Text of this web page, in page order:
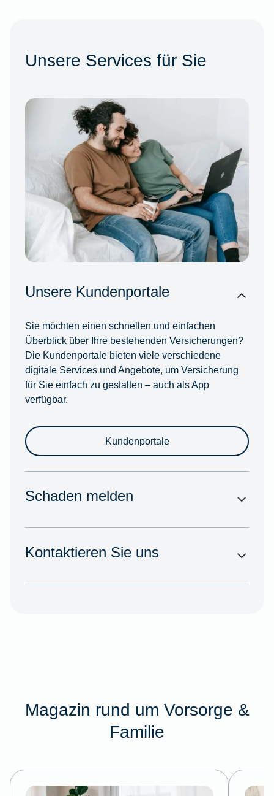
Unsere Services für Sie
Unsere Kundenportale
Sie möchten einen schnellen und einfachen
Überblick über Ihre bestehenden Versicherungen?
Die Kundenportale bieten viele verschiedene
digitale Services und Angebote, um Versicherung
für Sie einfach zu gestalten – auch als App
verfügbar.
Kundenportale
Schaden melden
Kontaktieren Sie uns
Magazin rund um Vorsorge &
Familie